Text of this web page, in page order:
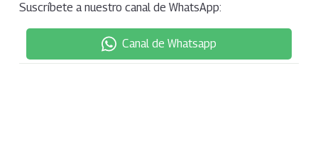
Suscríbete a nuestro canal de WhatsApp:
Canal de Whatsapp